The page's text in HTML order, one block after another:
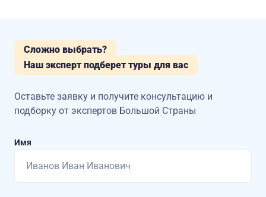
Сложно выбрать?
Наш эксперт подберет туры для вас
Оставьте заявку и получите консультацию и
подборку от экспертов Большой Страны
Имя